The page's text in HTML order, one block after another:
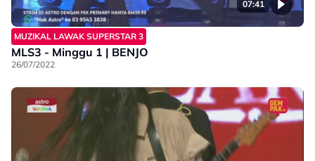
07:41
MUZIKAL LAWAK SUPERSTAR 3
MLS3 - Minggu 1 | BENJO
26/07/2022